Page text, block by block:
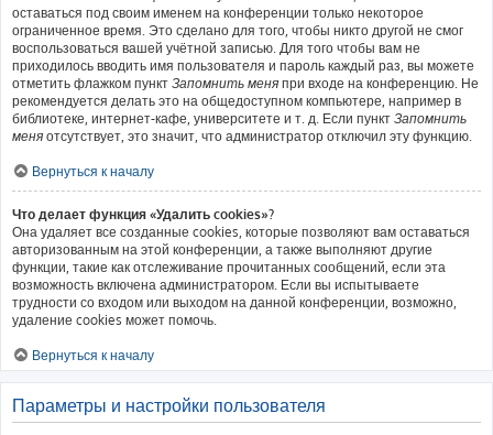
оставаться под своим именем на конференции только некоторое
ограниченное время. Это сделано для того, чтобы никто другой не смог
воспользоваться вашей учётной записью. Для того чтобы вам не
приходилось вводить имя пользователя и пароль каждый раз, вы можете
отметить флажком пункт Запомнить меня при входе на конференцию. Не
рекомендуется делать это на общедоступном компьютере, например в
библиотеке, интернет-кафе, университете и т. д. Если пункт Запомнить
меня отсутствует, это значит, что администратор отключил эту функцию.
Вернуться к началу
Что делает функция «Удалить cookies»?
Она удаляет все созданные cookies, которые позволяют вам оставаться
авторизованным на этой конференции, а также выполняют другие
функции, такие как отслеживание прочитанных сообщений, если эта
возможность включена администратором. Если вы испытываете
трудности со входом или выходом на данной конференции, возможно,
удаление cookies может помочь.
Вернуться к началу
Параметры и настройки пользователя